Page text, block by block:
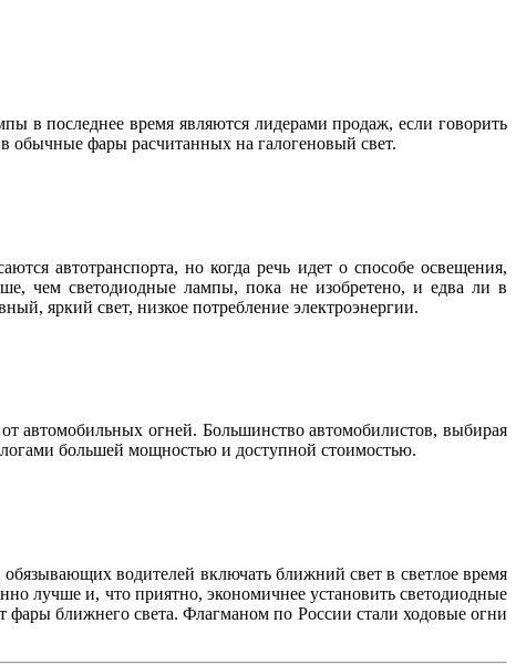
в последнее время являются лидерами продаж, если говорить
обычные фары расчитанных на галогеновый свет.
автотранспорта, но когда речь идет о способе освещения,
чем светодиодные лампы, пока не изобретено, и едва ли в
яркий свет, низкое потребление электроэнергии.
автомобильных огней. Большинство автомобилистов, выбирая
большей мощностью и доступной стоимостью.
водителей включать ближний свет в светлое время
лучше и, что приятно, экономичнее установить светодиодные
ближнего света. Флагманом по России стали ходовые огни